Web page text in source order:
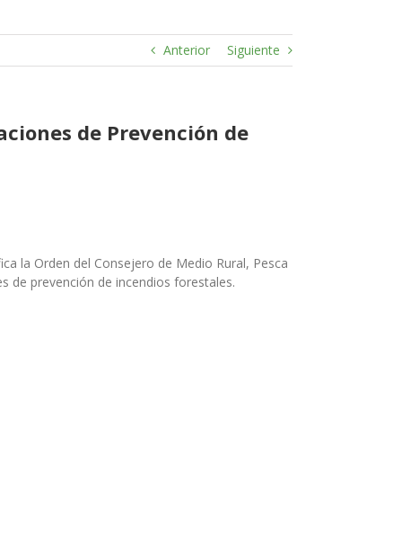
Anterior Siguiente
de Prevención de
la Orden del Consejero de Medio Rural, Pesca
de prevención de incendios forestales.